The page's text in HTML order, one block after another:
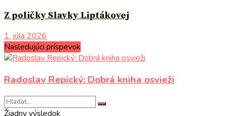
Z poličky Slavky Liptákovej
1. júla 2026
Nasledujúci príspevok
Radoslav Repický: Dobrá kniha osvieži
Žiadny výsledok